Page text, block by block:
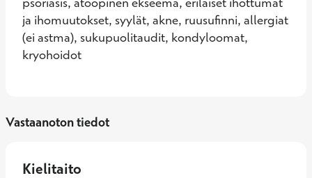
ja ihomuutokset, syylät, akne, ruusufinni, allergiat
(ei astma), sukupuolitaudit, kondyloomat,
kryohoidot
Vastaanoton tiedot
Kielitaito